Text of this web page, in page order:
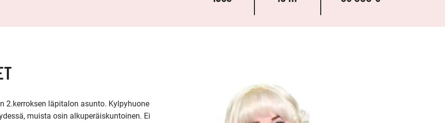
2.kerroksen läpitalon asunto. Kylpyhuone
muista osin alkuperäiskuntoinen. Ei